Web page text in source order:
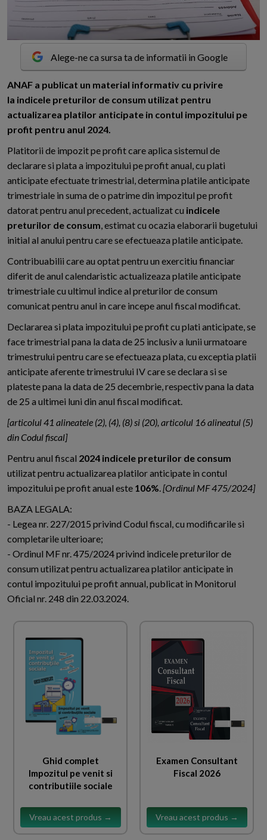
Alege-ne ca sursa ta de informatii in Google
ANAF a publicat un material informativ cu privire
la indicele preturilor de consum utilizat pentru
actualizarea platilor anticipate in contul impozitului pe
profit pentru anul 2024.
Platitorii de impozit pe profit care aplica sistemul de
declarare si plata a impozitului pe profit anual, cu plati
anticipate efectuate trimestrial, determina platile anticipate
trimestriale in suma de o patrime din impozitul pe profit
datorat pentru anul precedent, actualizat cu indicele
preturilor de consum, estimat cu ocazia elaborarii bugetului
initial al anului pentru care se efectueaza platile anticipate.
Contribuabilii care au optat pentru un exercitiu financiar
diferit de anul calendaristic actualizeaza platile anticipate
trimestriale cu ultimul indice al preturilor de consum
comunicat pentru anul in care incepe anul fiscal modificat.
Declararea si plata impozitului pe profit cu plati anticipate, se
face trimestrial pana la data de 25 inclusiv a lunii urmatoare
trimestrului pentru care se efectueaza plata, cu exceptia platii
anticipate aferente trimestrului IV care se declara si se
plateste pana la data de 25 decembrie, respectiv pana la data
de 25 a ultimei luni din anul fiscal modificat.
[articolul 41 alineatele (2), (4), (8) si (20), articolul 16 alineatul (5)
din Codul fiscal]
Pentru anul fiscal 2024 indicele preturilor de consum
utilizat pentru actualizarea platilor anticipate in contul
impozitului pe profit anual este 106%.[Ordinul MF 475/2024]
BAZA LEGALA:
- Legea nr. 227/2015 privind Codul fiscal, cu modificarile si
completarile ulterioare;
- Ordinul MF nr. 475/2024 privind indicele preturilor de
consum utilizat pentru actualizarea platilor anticipate in
contul impozitului pe profit annual, publicat in Monitorul
Oficial nr. 248 din 22.03.2024.
Ghid complet
Impozitul pe venit si
contributiile sociale
Vreau acest produs →
Examen Consultant
Fiscal 2026
Vreau acest produs →